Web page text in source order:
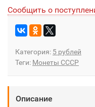
Сообщить о
Категория: 5 рублей
Теги: Монеты СССР
Описание